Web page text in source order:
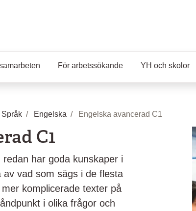
För arbetssökande YH och skolor
Språk Engelska Engelska avancerad C1
C1
har goda kunskaper i
vad som sägs i de flesta
komplicerade texter på
i olika frågor och